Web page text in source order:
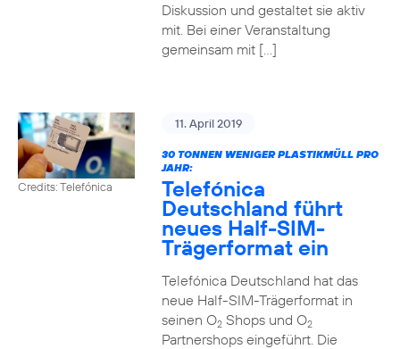
Diskussion und gestaltet sie aktiv
mit. Bei einer Veranstaltung
gemeinsam mit […]
Credits: Telefónica
11. April 2019
30 TONNEN WENIGER PLASTIKMÜLL PRO
JAHR:
Telefónica
Deutschland führt
neues Half-SIM-
Trägerformat ein
Telefónica Deutschland hat das
neue Half-SIM-Trägerformat in
seinen O2Shops und O2
Partnershops eingeführt. Die